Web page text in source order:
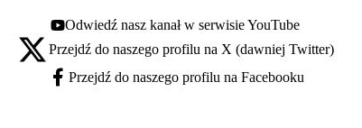
Youtube - otwiera się w nowej karcie
Odwiedź nasz kanał w serwisie YouTube
X - otwiera się w nowej karcie
Przejdź do naszego profilu na X (dawniej Twitter)
Facebook - otwiera się w nowej karcie
Przejdź do naszego profilu na Facebooku